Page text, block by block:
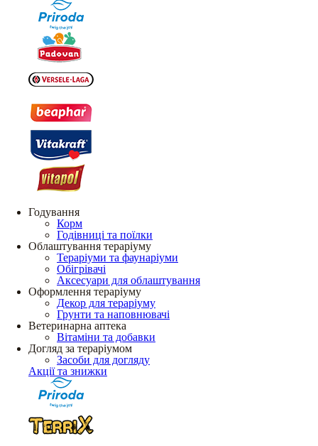
Годування
Корм
Годівниці та поїлки
Облаштування тераріуму
Тераріуми та фаунаріуми
Обігрівачі
Аксесуари для облаштування
Оформлення тераріуму
Декор для тераріуму
Грунти та наповнювачі
Ветеринарна аптека
Вітаміни та добавки
Догляд за тераріумом
Засоби для догляду
Акції та знижки